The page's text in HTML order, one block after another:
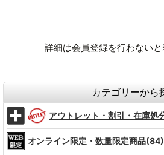
詳細は会員登録を行わない
カテゴリーから
アウトレット・割引・在庫処
オンライン限定・数量限定商品(84)